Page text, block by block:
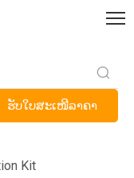
ຮັບໃບສະເໜີລາຄາ
Kit